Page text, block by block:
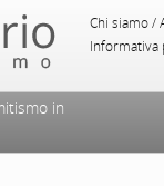
Chi siamo /
Informativa
in